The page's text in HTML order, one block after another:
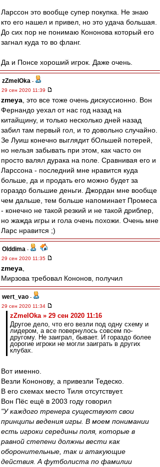
Ларссон это вообще супер покупка. Не знаю
кто его нашел и привел, но это удача большая.
До сих пор не понимаю Кононова который его
загнал куда то во фланг.
Да и Понсе хороший игрок. Даже очень.
zZmeIOka -
29 сен 2020 11:39
zmeya , это все тоже очень дискуссионно. Вон
Фернандо уехал от нас год назад на
китайщину, и только несколько дней назад
забил там первый гол, и то довольно случайно.
Зе Луиш конечно выглядит бОльшей потерей,
но нельзя забывать при этом, как часто он
просто валял дурака на поле. Сравнивая его и
Ларссона - последний мне нравится куда
больше, да и продать его можно будет за
гораздо большие деньги. Джордан мне вообще
чем дальше, тем больше напоминает Промеса
- конечно не такой резкий и не такой дриблер,
но жажда игры и гола очень похожи. Очень мне
Ларс нравится ;)
Olddima -
29 сен 2020 11:35
zmeya
Мирзова требовал Кононов, получил
wert_vao -
29 сен 2020 11:34
zZmeIOka » 29 сен 2020 11:16
Другое дело, что его везли под одну схему и
лидером, а все повернулось совсем по-
другому. Не заиграл, бывает. И гораздо более
дорогие игроки не могли заиграть в других
клубах.
Вот именно.
Везли Кононову, а привезли Тедеско.
В его схемах место Тиля отсутствует.
Вон Пёс ещё в 2003 году говорил
"У каждого тренера существуют свои
принципы ведения игры. В моем понимании
есть игроки середины поля, которые в
равной степени должны вести как
оборонительные, так и атакующие
действия. А футболиста по фамилии